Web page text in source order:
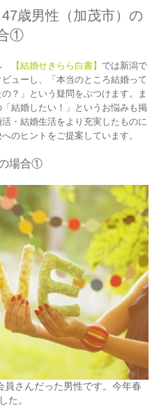
歳男性（加茂市）の
①
【結婚せきらら白書】 では新潟で
ューし、「本当のところ結婚って
？」という疑問をぶつけます。ま
結婚したい！」というお悩みも掲
・結婚生活をより充実したものに
のヒントをご提案しています。
場合①
さんだった男性です。今年春
た。